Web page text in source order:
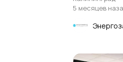
5 месяцев